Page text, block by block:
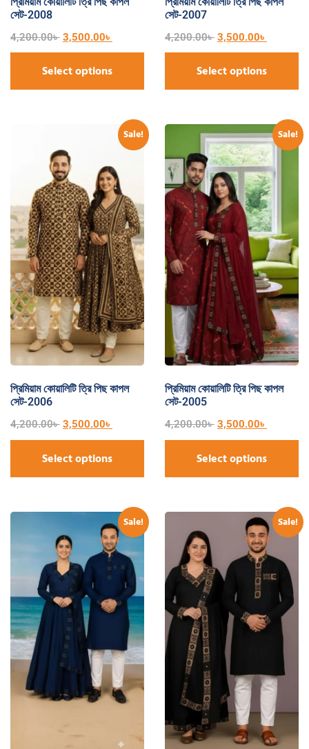
সেট-2008
4,200.00৳ 3,500.00৳
Select options
সেট-2007
4,200.00৳ 3,500.00৳
Select options
Sale!
প্রিমিয়াম কোয়ালিটি ত্রি পিছ কাপল
সেট-2006
4,200.00৳ 3,500.00৳
Select options
Sale!
প্রিমিয়াম কোয়ালিটি ত্রি পিছ কাপল
সেট-2005
4,200.00৳ 3,500.00৳
Select options
Sale! Sale!